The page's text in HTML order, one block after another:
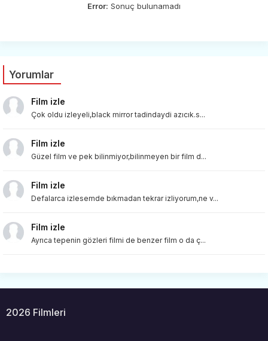
Error: Sonuç bulunamadı
Yorumlar
Film izle
Çok oldu izleyeli,black mirror tadindaydi azıcık.s...
Film izle
Güzel film ve pek bilinmiyor,bilinmeyen bir film d...
Film izle
Defalarca izlesemde bıkmadan tekrar izliyorum,ne v...
Film izle
Ayrıca tepenin gözleri filmi de benzer film o da ç...
2026 Filmleri